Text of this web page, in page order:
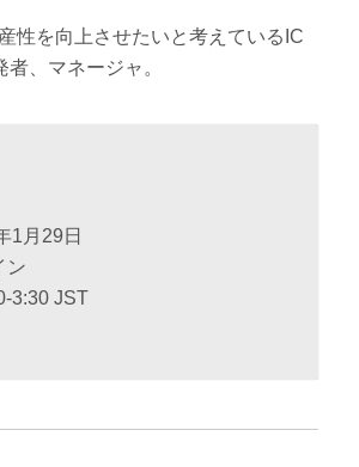
性を向上させたいと考えているIC
、マネージャ。
1月29日
ン
3:30 JST